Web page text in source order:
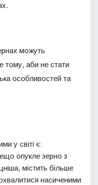
можуть
тому, аби не стати
особливостей та
у світі є:
опукле зерно з
містить більше
насиченими